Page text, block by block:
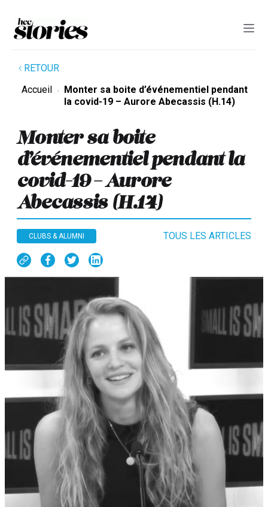
RETOUR
Accueil
Monter sa boite d’événementiel pendant
la covid-19 – Aurore Abecassis (H.14)
Monter sa boite
d’événementiel pendant la
covid-19 – Aurore
Abecassis (H.14)
CLUBS & ALUMNI TOUS LES ARTICLES